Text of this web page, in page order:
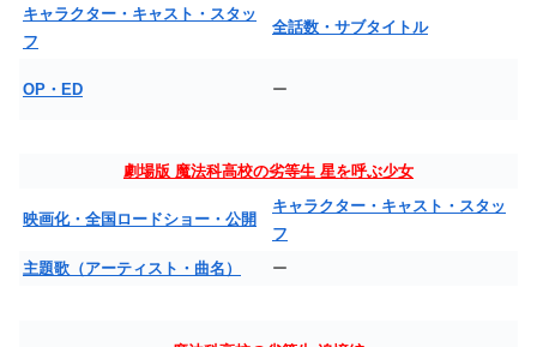
キャラクター・キャスト・スタッ
フ
全話数・サブタイトル
OP・ED ー
劇場版 魔法科高校の劣等生 星を呼ぶ少女
映画化・全国ロードショー・公開
キャラクター・キャスト・スタッ
フ
主題歌（アーティスト・曲名）
ー